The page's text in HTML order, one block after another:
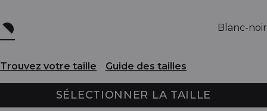
Blanc-noir
Trouvez votre taille Guide des tailles
SÉLECTIONNER LA TAILLE